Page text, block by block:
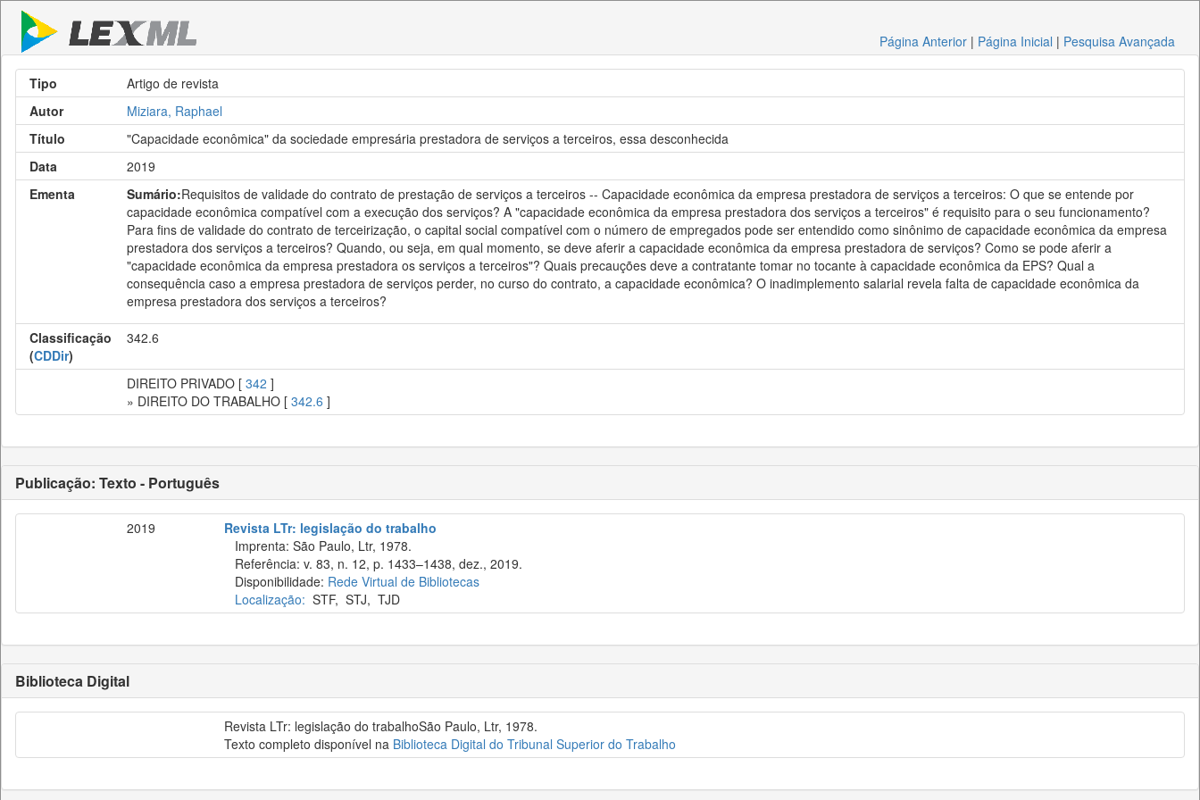
Página Anterior | Página Inicial | Pesquisa Avançada
Tipo
Artigo de revista
Autor
Miziara, Raphael
Título
"Capacidade econômica" da sociedade empresária prestadora de serviços a terceiros, essa desconhecida
Data
2019
Ementa
Sumário:Requisitos de validade do contrato de prestação de serviços a terceiros -- Capacidade econômica da empresa prestadora de serviços a terceiros: O que se entende por
capacidade econômica compatível com a execução dos serviços? A "capacidade econômica da empresa prestadora dos serviços a terceiros" é requisito para o seu funcionamento?
Para fins de validade do contrato de terceirização, o capital social compatível com o número de empregados pode ser entendido como sinônimo de capacidade econômica da empresa
prestadora dos serviços a terceiros? Quando, ou seja, em qual momento, se deve aferir a capacidade econômica da empresa prestadora de serviços? Como se pode aferir a
"capacidade econômica da empresa prestadora os serviços a terceiros"? Quais precauções deve a contratante tomar no tocante à capacidade econômica da EPS? Qual a
consequência caso a empresa prestadora de serviços perder, no curso do contrato, a capacidade econômica? O inadimplemento salarial revela falta de capacidade econômica da
empresa prestadora dos serviços a terceiros?
Classificação
(CDDir)
342.6
DIREITO PRIVADO [ 342 ]
» DIREITO DO TRABALHO [ 342.6 ]
Publicação: Texto - Português
2019
Revista LTr: legislação do trabalho
Imprenta: São Paulo, Ltr, 1978.
Referência: v. 83, n. 12, p. 1433–1438, dez., 2019.
Disponibilidade: Rede Virtual de Bibliotecas
Localização: STF, STJ, TJD
Biblioteca Digital
Revista LTr: legislação do trabalhoSão Paulo, Ltr, 1978.
Texto completo disponível na Biblioteca Digital do Tribunal Superior do Trabalho